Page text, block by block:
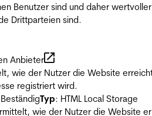
Benutzer sind und daher
Drittparteien sind.
Anbieter
wie der Nutzer die Website
registriert wird.
Typ: HTML Local Storage
wie der Nutzer die Website